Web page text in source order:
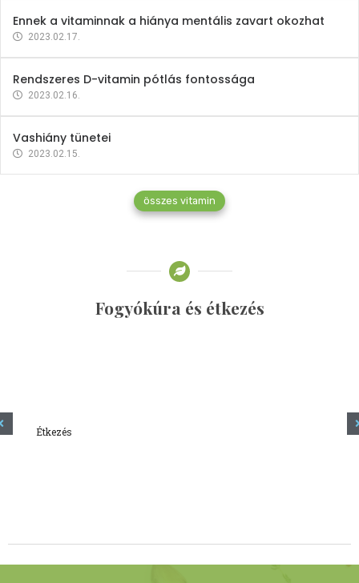
Ennek a vitaminnak a hiánya mentális zavart okozhat
2023.02.17.
Rendszeres D-vitamin pótlás fontossága
2023.02.16.
Vashiány tünetei
2023.02.15.
összes vitamin
Fogyókúra és étkezés
Étkezés